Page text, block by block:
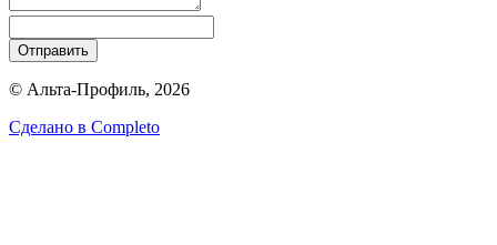
Отправить
© Альта-Профиль, 2026
Сделано в Completo